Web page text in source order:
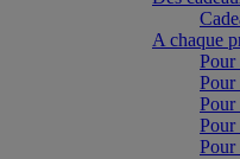
A chaque
Pour
Pour
Pour
Pour
Pour